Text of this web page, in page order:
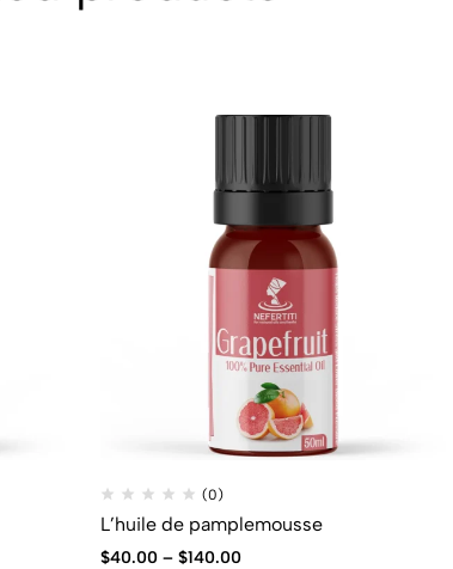
(0)
L’huile de pamplemousse
$40.00 – $140.00